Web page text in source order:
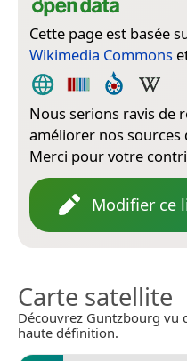
Cette page est basée
Wikimedia Commons
Nous serions ravis de
améliorer nos sources
Merci pour votre
Modifier ce
Carte satellite
Découvrez Guntzbourg vu
haute définition.